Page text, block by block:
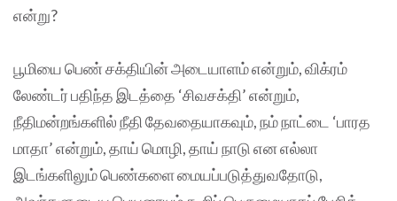
என்று?
பூமியை பெண் சக்தியின் அடையாளம் என்றும், விக்ரம்
லேண்டர் பதிந்த இடத்தை ‘சிவசக்தி’ என்றும்,
நீதிமன்றங்களில் நீதி தேவதையாகவும், நம் நாட்டை ‘பாரத
மாதா’ என்றும், தாய் மொழி, தாய் நாடு என எல்லா
இடங்களிலும் பெண்களை மையப்படுத்துவதோடு,